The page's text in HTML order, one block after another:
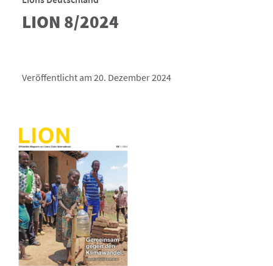
LION 8/2024
Veröffentlicht am 20. Dezember 2024